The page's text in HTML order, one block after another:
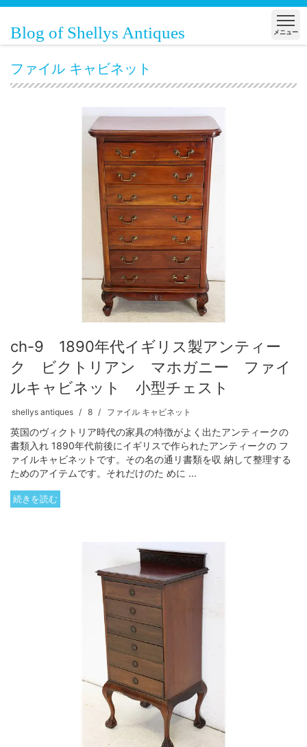
Blog of Shellys Antiques メニュー
ファイル キャビネット
ch-9 1890年代イギリス製アンティー
ク ビクトリアン マホガニー ファイ
ルキャビネット 小型チェスト
shellys antiques 8 ファイル キャビネット
英国のヴィクトリア時代の家具の特徴がよく出たアンティークの
書類入れ 1890年代前後にイギリスで作られたアンティークの フ
ァイルキャビネットです。その名の通リ書類を収 納して整理する
ためのアイテムです。それだけのた めに ...
続きを読む